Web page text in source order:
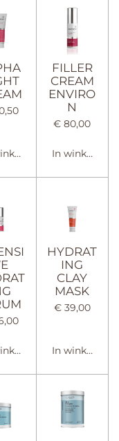
FILLER
CREAM
ENVIRO
N
€ 80,00
In
HYDRAT
ING
CLAY
MASK
€ 39,00
In